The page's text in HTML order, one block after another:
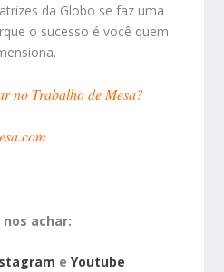
da Globo se faz uma
o sucesso é você quem
no Trabalho de Mesa?
nos achar:
e Youtube